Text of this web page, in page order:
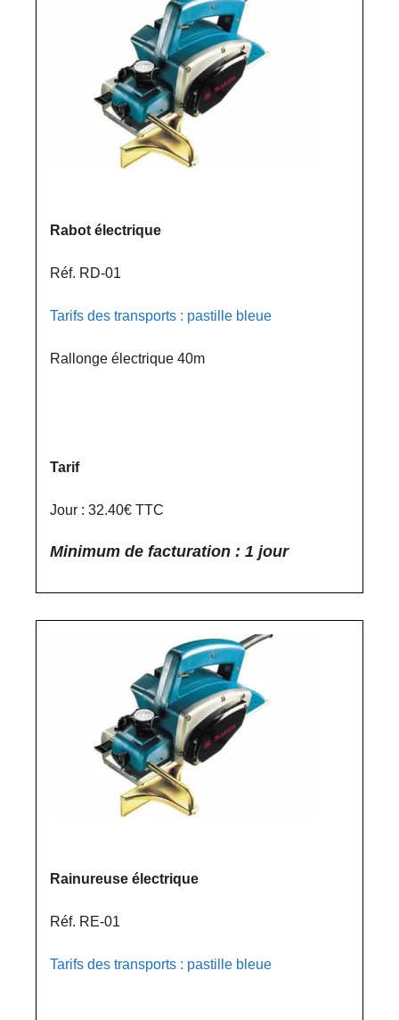
Rabot électrique
Réf. RD-01
Tarifs des transports : pastille bleue
Rallonge électrique 40m
Tarif
Jour : 32.40€ TTC
Minimum de facturation : 1 jour
Rainureuse électrique
Réf. RE-01
Tarifs des transports : pastille bleue